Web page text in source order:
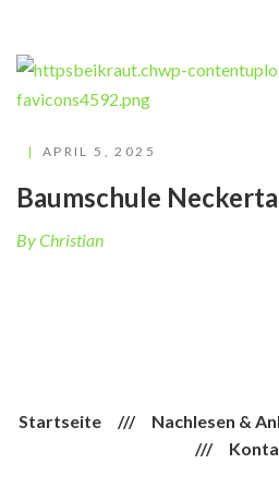
APRIL 5, 2025
Baumschule
By Christian
Startseite /// Nachlesen &
///